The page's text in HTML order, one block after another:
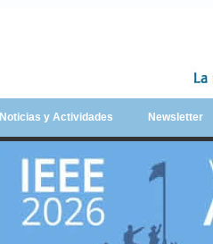
Noticias y Actividades Newsletter